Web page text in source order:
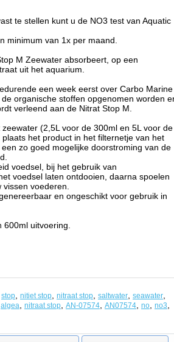
te stellen kunt u de NO3 test van Aquatic
minimum van 1x per maand.
M Zeewater absorbeert, op een
uit het aquarium.
een week eerst over Carbo Marine
organische stoffen opgenomen worden
verleend aan de Nitrat Stop M.
(2,5L voor de 300ml en 5L voor de
het product in het filternetje van het
zo goed mogelijke doorstroming van de
voedsel, bij het gebruik van
voedsel laten ontdooien, daarna spoelen
voederen.
en ongeschikt voor gebruik in
uitvoering.
stop nitiet stop nitraat stop saltwater seawater
algea nitraat stop AN-07574 AN07574 no no3